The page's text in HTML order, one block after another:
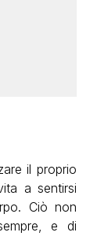
il proprio
a sentirsi
Ciò non
e di